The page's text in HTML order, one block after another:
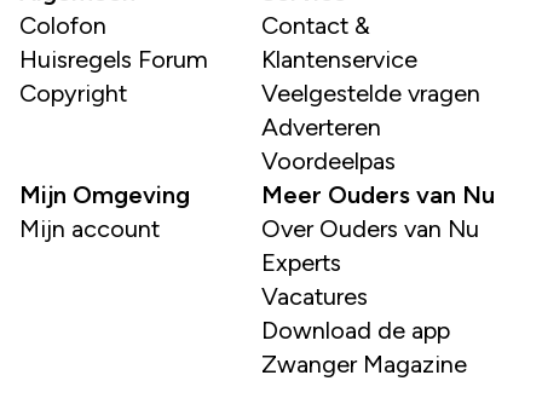
Colofon
Huisregels Forum
Copyright
Contact &
Klantenservice
Veelgestelde vragen
Adverteren
Voordeelpas
Mijn Omgeving
Mijn account
Meer Ouders van Nu
Over Ouders van Nu
Experts
Vacatures
Download de app
Zwanger Magazine